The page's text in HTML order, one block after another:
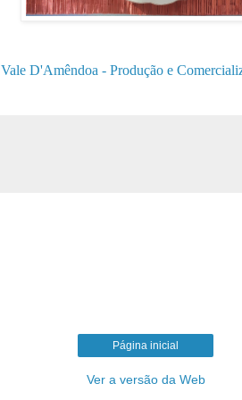
Vale D'Amêndoa - Produção e
Página inicial
Ver a versão da Web